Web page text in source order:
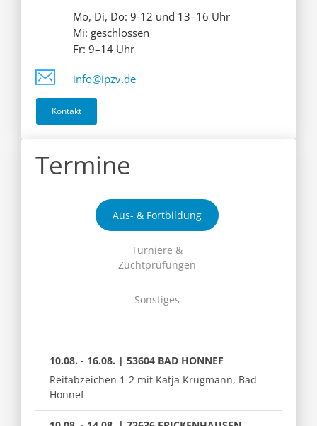
Mo, Di, Do: 9-12 und 13–16 Uhr
Mi: geschlossen
Fr: 9–14 Uhr
info@ipzv.de
Kontakt
Termine
Aus- & Fortbildung
Turniere &
Zuchtprüfungen
Sonstiges
10.08. - 16.08. | 53604 BAD HONNEF
Reitabzeichen 1-2 mit Katja Krugmann, Bad
Honnef